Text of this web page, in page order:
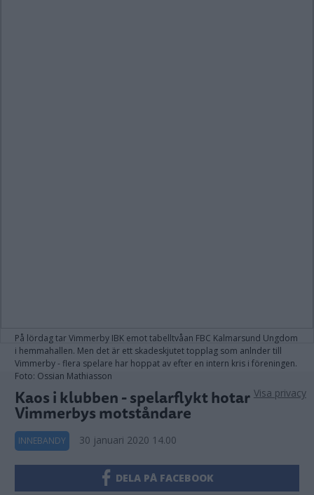
På lördag tar Vimmerby IBK emot tabelltvåan FBC Kalmarsund Ungdom
i hemmahallen. Men det är ett skadeskjutet topplag som anlnder till
Vimmerby - flera spelare har hoppat av efter en intern kris i föreningen.
Foto: Ossian Mathiasson
Kaos i klubben - spelarflykt hotar
Vimmerbys motståndare
INNEBANDY 30 januari 2020 14.00
DELA PÅ FACEBOOK
Visa privacy